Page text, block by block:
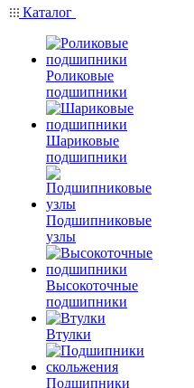
Каталог
Роликовые
подшипники
Шариковые
подшипники
Подшипниковые
узлы
Высокоточные
подшипники
Втулки
Подшипники